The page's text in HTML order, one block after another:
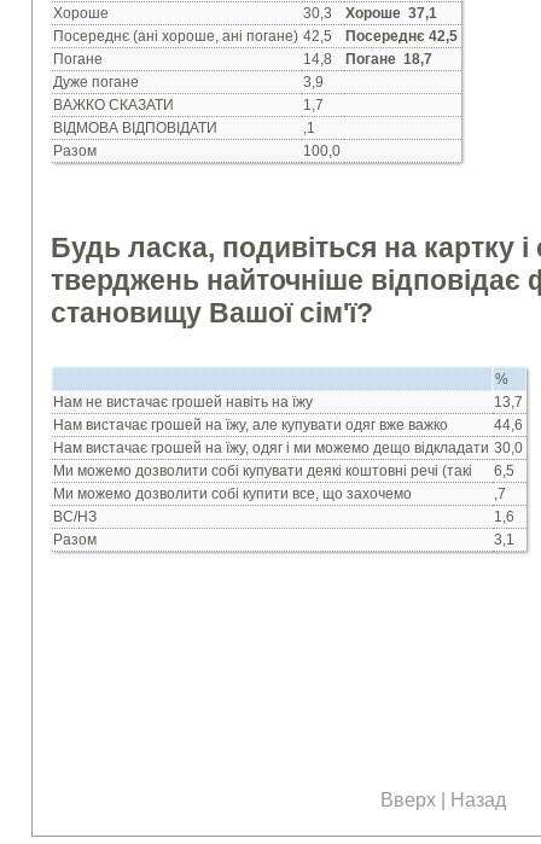
Хороше
30,3 Хороше 37,1
Посереднє (анi хороше, анi погане) 42,5 Посереднє 42,5
Погане
14,8
Погане 18,7
Дуже погане
3,9
ВАЖКО СКАЗАТИ
1,7
ВIДМОВА ВIДПОВIДАТИ
,1
Разом
100,0
Будь ласка, подивiться на картку i
тверджень найточнiше вiдповiдає
становищу Вашої сiм'ї?
%
Нам не вистачає грошей навiть на їжу
13,7
Нам вистачає грошей на їжу, але купувати одяг вже важко
44,6
Нам вистачає грошей на їжу, одяг i ми можемо дещо вiдкладати 30,0
Ми можемо дозволити собi купувати деякi коштовнi речi (такi
6,5
Ми можемо дозволити собi купити все, що захочемо
,7
ВС/НЗ
1,6
Разом
3,1
Вверх | Назад